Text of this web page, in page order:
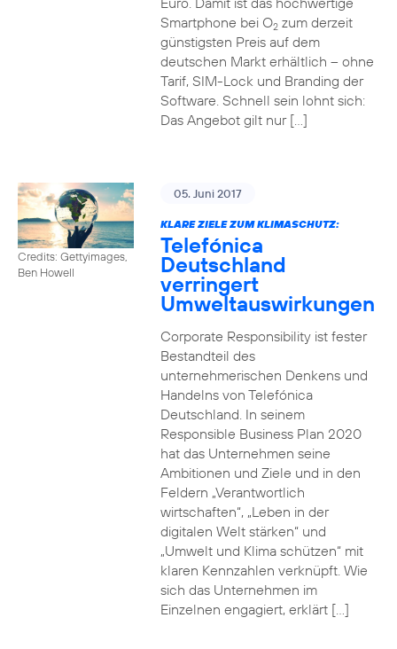
Smartphone bei O2zum derzeit
günstigsten Preis auf dem
deutschen Markt erhältlich – ohne
Tarif, SIM-Lock und Branding der
Software. Schnell sein lohnt sich:
Das Angebot gilt nur […]
Credits: Gettyimages,
Ben Howell
05. Juni 2017
KLARE ZIELE ZUM KLIMASCHUTZ:
Telefónica
Deutschland
verringert
Umweltauswirkungen
Corporate Responsibility ist fester
Bestandteil des
unternehmerischen Denkens und
Handelns von Telefónica
Deutschland. In seinem
Responsible Business Plan 2020
hat das Unternehmen seine
Ambitionen und Ziele und in den
Feldern „Verantwortlich
wirtschaften“, „Leben in der
digitalen Welt stärken“ und
„Umwelt und Klima schützen“ mit
klaren Kennzahlen verknüpft. Wie
sich das Unternehmen im
Einzelnen engagiert, erklärt […]